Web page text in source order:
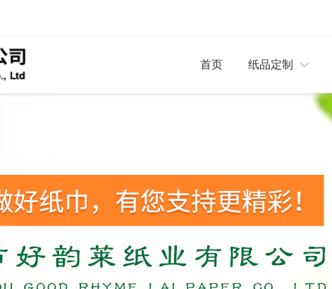
首页 纸品定制